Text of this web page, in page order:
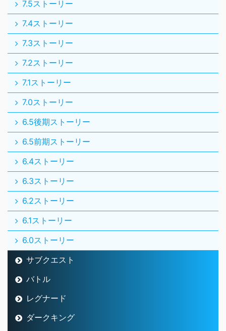
7.5ストーリー
7.4ストーリー
7.3ストーリー
7.2ストーリー
7.1ストーリー
7.0ストーリー
6.5後期ストーリー
6.5前期ストーリー
6.4ストーリー
6.3ストーリー
6.2ストーリー
6.1ストーリー
6.0ストーリー
サブクエスト
バトル
レグナード
ダークキング